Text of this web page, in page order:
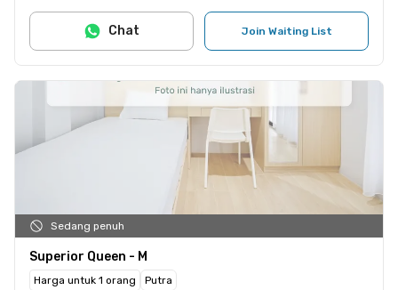
Join Waiting List
Chat
Sedang penuh
Superior Queen - M
Harga untuk 1 orang
Putra